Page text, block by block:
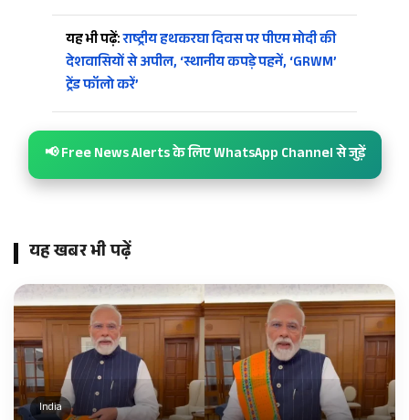
यह भी पढ़ें:राष्ट्रीय हथकरघा दिवस पर पीएम मोदी की
देशवासियों से अपील, ‘स्थानीय कपड़े पहनें, ‘GRWM’
ट्रेंड फॉलो करें’
📢 Free News Alerts के लिए WhatsApp Channel से जुड़ें
यह खबर भी पढ़ें
India